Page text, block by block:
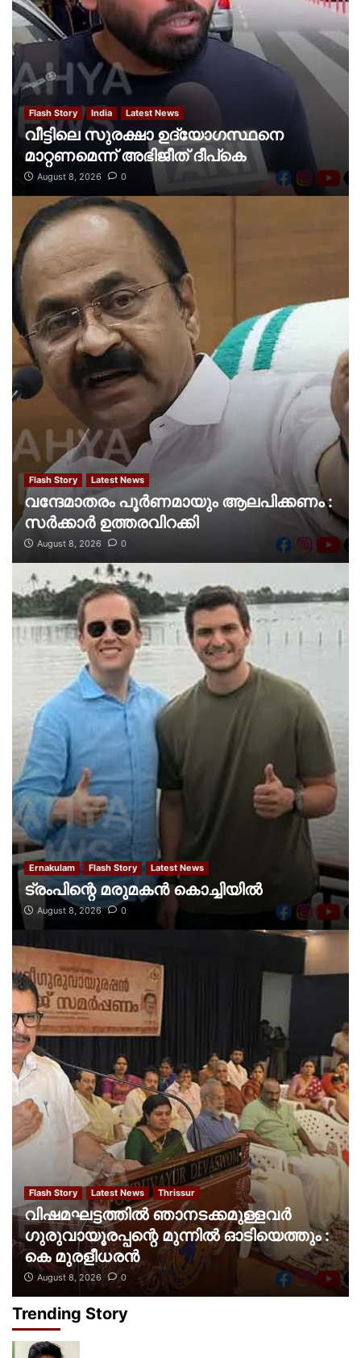
Flash Story India Latest News
വീട്ടിലെ സുരക്ഷാ ഉദ്യോഗസ്ഥനെ
മാറ്റണമെന്ന് അഭിജീത് ദീപ്‌കെ
August 8, 2026 0
Flash Story Latest News
വന്ദേമാതരം പൂര്‍ണമായും ആലപിക്കണം :
സര്‍ക്കാര്‍ ഉത്തരവിറക്കി
August 8, 2026 0
Ernakulam Flash Story Latest News
ട്രംപിന്റെ മരുമകന്‍ കൊച്ചിയില്‍
August 8, 2026 0
Flash Story Latest News Thrissur
വിഷമഘട്ടത്തില്‍ ഞാനടക്കമുള്ളവര്‍
ഗുരുവായൂരപ്പന്റെ മുന്നിൽ ഓടിയെത്തും :
കെ മുരളീധരന്‍
August 8, 2026 0
Trending Story